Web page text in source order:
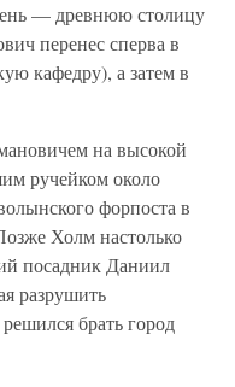
— древнюю столицу
перенес сперва в
кафедру), а затем в
на высокой
ручейком около
форпоста в
Холм настолько
посадник Даниил
разрушить
брать город